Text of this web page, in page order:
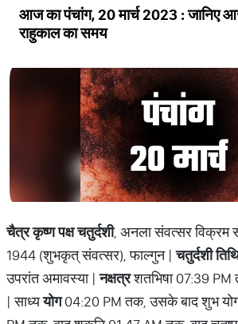
आज का पंचांग, 20 मार्च 2023 : जानिए
राहुकाल का समय
चैत्र कृष्ण पक्ष चतुर्दशी, अनला संवत्सर
1944 (शुभकृत् संवत्सर), फाल्गुन |चतुर्दशी
उपरांत अमावस्या |नक्षत्रशतभिषा 07:39 PM
| साध्ययोग04:20 PM तक, उसके बाद शुभ